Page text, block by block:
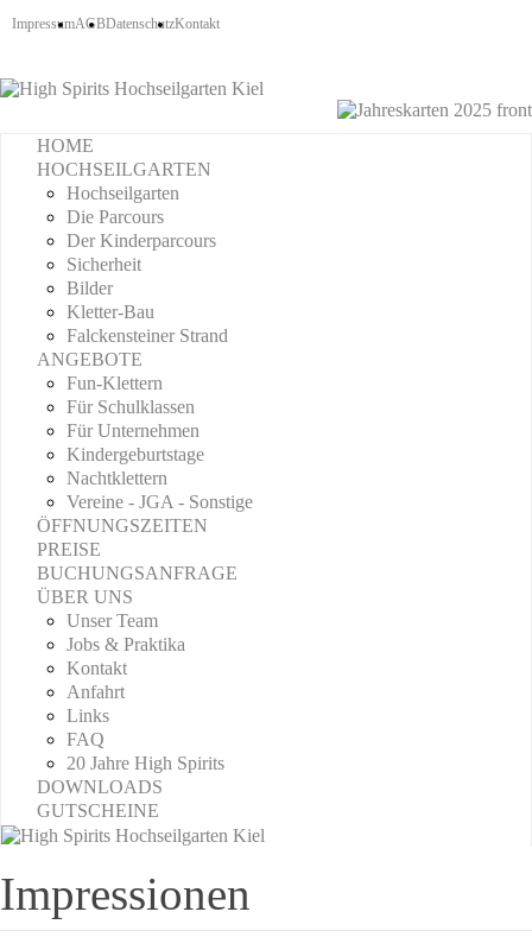
ImpressumAGBDatenschutzKontakt
HOME
HOCHSEILGARTEN
Hochseilgarten
Die Parcours
Der Kinderparcours
Sicherheit
Bilder
Kletter-Bau
Falckensteiner Strand
ANGEBOTE
Fun-Klettern
Für Schulklassen
Für Unternehmen
Kindergeburtstage
Nachtklettern
Vereine - JGA - Sonstige
ÖFFNUNGSZEITEN
PREISE
BUCHUNGSANFRAGE
ÜBER UNS
Unser Team
Jobs & Praktika
Kontakt
Anfahrt
Links
FAQ
20 Jahre High Spirits
DOWNLOADS
GUTSCHEINE
Impressionen